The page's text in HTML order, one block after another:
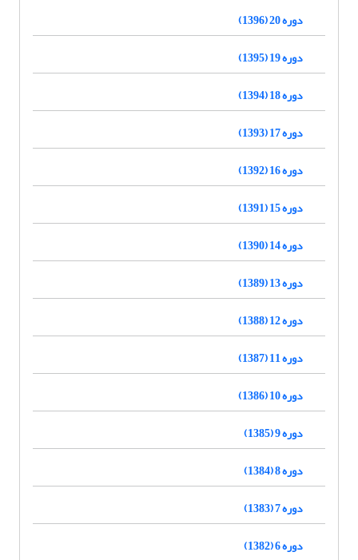
دوره 20 (1396)
دوره 19 (1395)
دوره 18 (1394)
دوره 17 (1393)
دوره 16 (1392)
دوره 15 (1391)
دوره 14 (1390)
دوره 13 (1389)
دوره 12 (1388)
دوره 11 (1387)
دوره 10 (1386)
دوره 9 (1385)
دوره 8 (1384)
دوره 7 (1383)
دوره 6 (1382)